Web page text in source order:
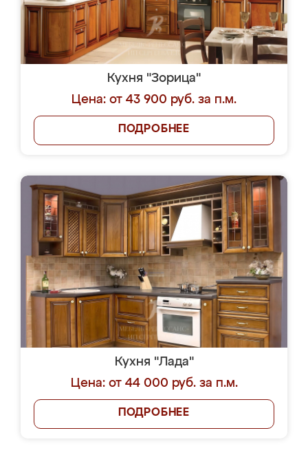
Кухня "Зорица"
Цена: от 43 900 руб. за п.м.
ПОДРОБНЕЕ
Кухня "Лада"
Цена: от 44 000 руб. за п.м.
ПОДРОБНЕЕ